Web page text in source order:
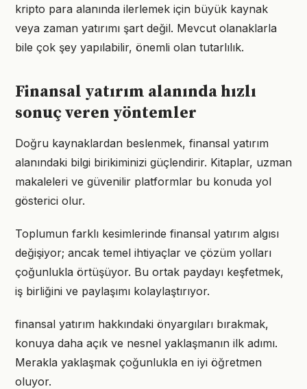
kripto para alanında ilerlemek için büyük kaynak
veya zaman yatırımı şart değil. Mevcut olanaklarla
bile çok şey yapılabilir, önemli olan tutarlılık.
Finansal yatırım alanında hızlı
sonuç veren yöntemler
Doğru kaynaklardan beslenmek, finansal yatırım
alanındaki bilgi birikiminizi güçlendirir. Kitaplar, uzman
makaleleri ve güvenilir platformlar bu konuda yol
gösterici olur.
Toplumun farklı kesimlerinde finansal yatırım algısı
değişiyor; ancak temel ihtiyaçlar ve çözüm yolları
çoğunlukla örtüşüyor. Bu ortak paydayı keşfetmek,
iş birliğini ve paylaşımı kolaylaştırıyor.
finansal yatırım hakkındaki önyargıları bırakmak,
konuya daha açık ve nesnel yaklaşmanın ilk adımı.
Merakla yaklaşmak çoğunlukla en iyi öğretmen
oluyor.